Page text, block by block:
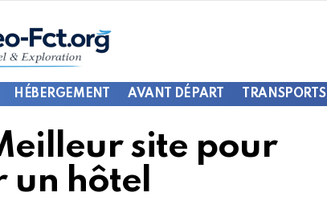
HÉBERGEMENT AVANT DÉPART TRANSPORTS
site pour
un hôtel